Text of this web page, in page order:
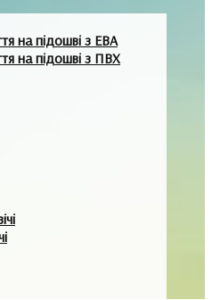
на підошві з ЕВА
на підошві з ПВХ